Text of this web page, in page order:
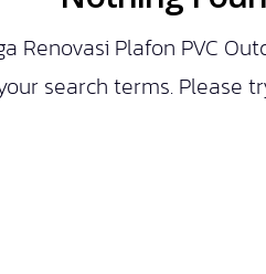
Renovasi Plafon PVC
search terms. Please